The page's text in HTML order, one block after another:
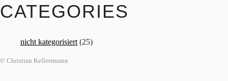
CATEGORIES
nicht kategorisiert (25)
© Christian Kellersmann